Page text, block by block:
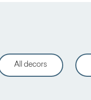
All decors